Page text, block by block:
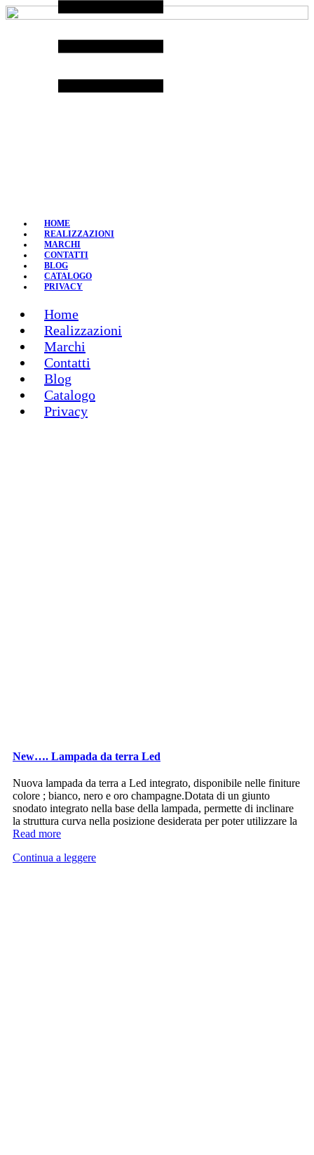
Skip
to
HOME
REALIZZAZIONI
MARCHI
CONTATTI
BLOG
CATALOGO
PRIVACY
Home
Realizzazioni
Marchi
Contatti
Blog
Catalogo
Privacy
New…. Lampada da terra Led
Nuova lampada da terra a Led integrato, disponibile nelle finiture
colore ; bianco, nero e oro champagne.Dotata di un giunto
snodato integrato nella base della lampada, permette di inclinare
la struttura curva nella posizione desiderata per poter utilizzare la
Read more
Continua a leggere